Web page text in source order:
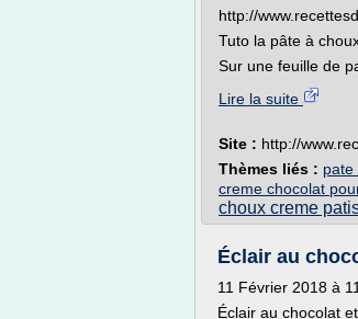
http://
Tuto la pâte à
Sur une feuille de
Lire la suite
Site : http://
Thèmes liés : pate
creme chocolat
choux creme
Éclair au
11 Février 2018 à
Éclair au chocolat